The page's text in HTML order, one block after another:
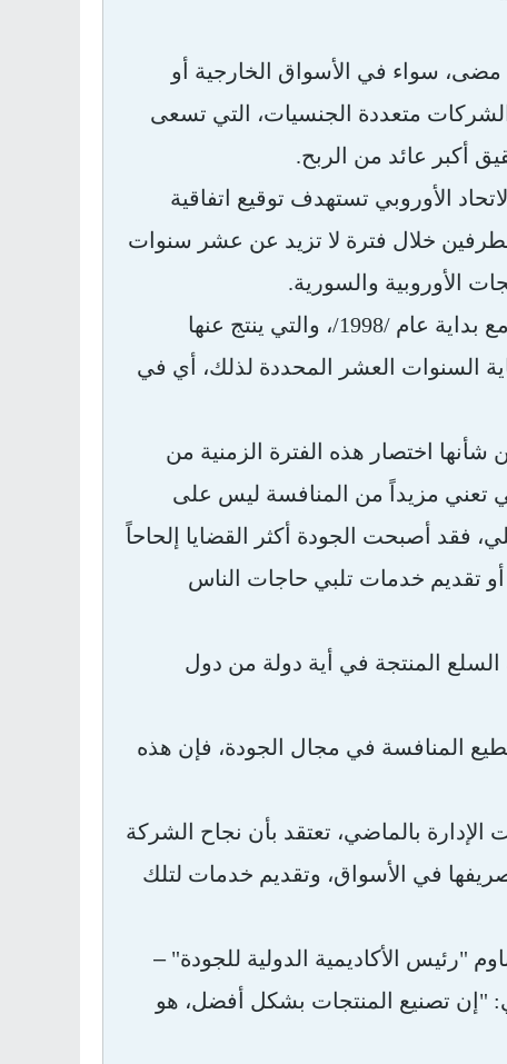
سواء في الأسواق الخارجية أو
الشركات متعددة الجنسيات، التي تسعى
أكبر عائد من الربح.
الأوروبي تستهدف توقيع اتفاقية
خلال فترة لا تزيد عن عشر سنوات
الأوروبية والسورية.
أما في المجال العربي فقد قامت منظمة التجارة الحرة العربية الكبرى مع بداية عام /1998/، والتي ينتج عنها
تماماً في نهاية السنوات العشر المحددة لذلك، أي في
شأنها اختصار هذه الفترة الزمنية من
تعني مزيداً من المنافسة ليس على
أصبحت الجودة أكثر القضايا إلحاحاً
تقديم خدمات تلبي حاجات الناس
المنتجة في أية دولة من دول
المنافسة في مجال الجودة، فإن هذه
بالماضي، تعتقد بأن نجاح الشركة
في الأسواق، وتقديم خدمات لتلك
"رئيس الأكاديمية الدولية للجودة" –
ما يلي: "إن تصنيع المنتجات بشكل أفضل، هو